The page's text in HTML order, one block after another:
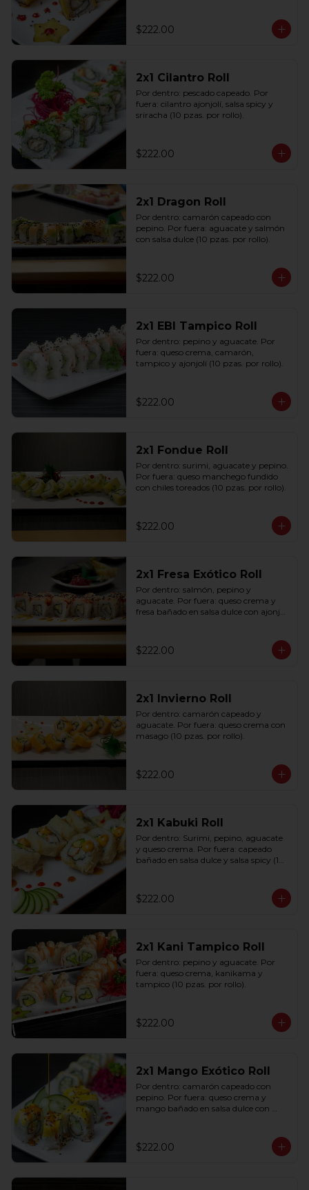
$222.00
2x1 Cilantro Roll
Por dentro: pescado capeado. Por
fuera: cilantro ajonjolí, salsa spicy y
sriracha (10 pzas. por rollo).
$222.00
2x1 Dragon Roll
Por dentro: camarón capeado con
pepino. Por fuera: aguacate y salmón
con salsa dulce (10 pzas. por rollo).
$222.00
2x1 EBI Tampico Roll
Por dentro: pepino y aguacate. Por
fuera: queso crema, camarón,
tampico y ajonjolí (10 pzas. por rollo).
$222.00
2x1 Fondue Roll
Por dentro: surimi, aguacate y pepino.
Por fuera: queso manchego fundido
con chiles toreados (10 pzas. por rollo).
$222.00
2x1 Fresa Exótico Roll
Por dentro: salmón, pepino y
aguacate. Por fuera: queso crema y
fresa bañado en salsa dulce con ajonjolí
$222.00
2x1 Invierno Roll
Por dentro: camarón capeado y
aguacate. Por fuera: queso crema con
masago (10 pzas. por rollo).
$222.00
2x1 Kabuki Roll
Por dentro: Surimi, pepino, aguacate
y queso crema. Por fuera: capeado
bañado en salsa dulce y salsa spicy (10
$222.00
2x1 Kani Tampico Roll
Por dentro: pepino y aguacate. Por
fuera: queso crema, kanikama y
tampico (10 pzas. por rollo).
$222.00
2x1 Mango Exótico Roll
Por dentro: camarón capeado con
pepino. Por fuera: queso crema y
mango bañado en salsa dulce con
$222.00